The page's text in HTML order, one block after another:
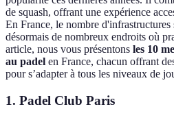
de squash, offrant une expérience
En France, le nombre d'infrastructures
désormais de nombreux endroits où
article, nous vous présentons les 10
au padel en France, chacun offrant
pour s’adapter à tous les niveaux de
1. Padel Club Paris